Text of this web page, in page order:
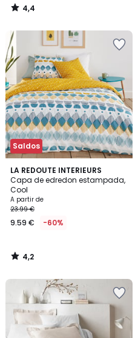
4,4
/
Saldos
LA REDOUTE INTERIEURS
Capa de edredon estampada,
Cool
A partir de
23.99 €
9.59 € -60%
4,2
/ 5
4,2
/